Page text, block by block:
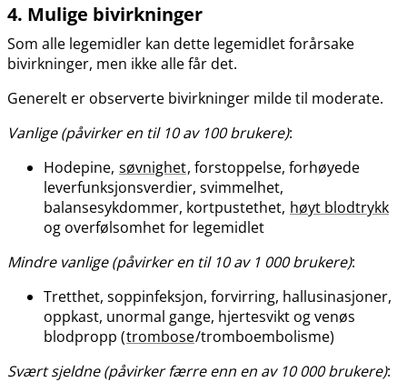
4. Mulige bivirkninger
Som alle legemidler kan dette legemidlet forårsake
bivirkninger, men ikke alle får det.
Generelt er observerte bivirkninger milde til moderate.
Vanlige (påvirker en til 10 av 100 brukere):
Hodepine, søvnighet, forstoppelse, forhøyede
leverfunksjonsverdier, svimmelhet,
balansesykdommer, kortpustethet, høyt blodtrykk
og overfølsomhet for legemidlet
Mindre vanlige (påvirker en til 10 av 1 000 brukere):
Tretthet, soppinfeksjon, forvirring, hallusinasjoner,
oppkast, unormal gange, hjertesvikt og venøs
blodpropp (trombose/tromboembolisme)
Svært sjeldne (påvirker færre enn en av 10 000 brukere):